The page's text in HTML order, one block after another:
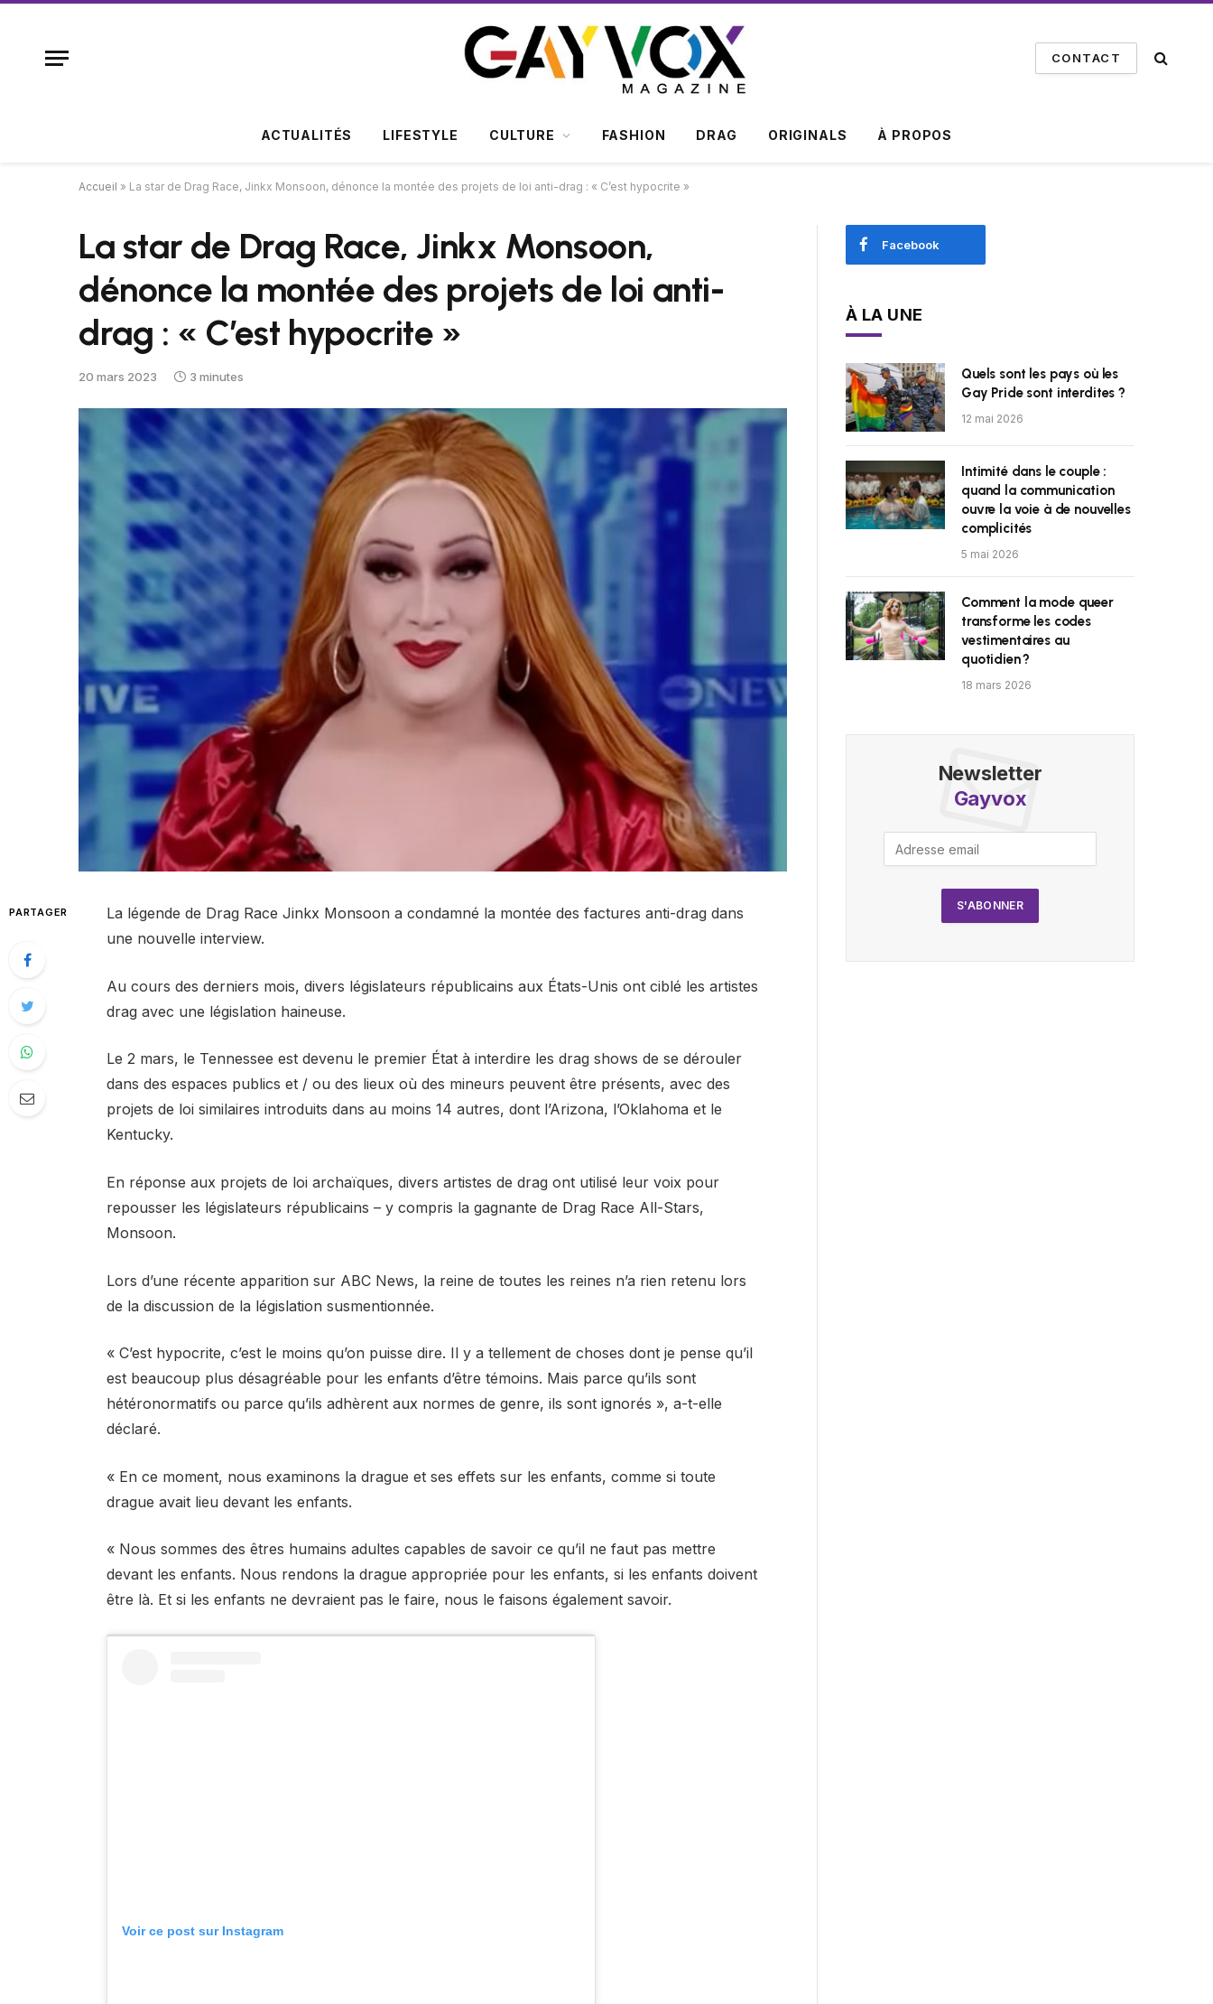
CONTACT
ACTUALITÉS LIFESTYLE CULTURE FASHION DRAG ORIGINALS À PROPOS
Accueil » La star de Drag Race, Jinkx Monsoon, dénonce la montée des projets de loi anti-drag : « C’est hypocrite »
La star de Drag Race, Jinkx Monsoon,
dénonce la montée des projets de loi anti-
drag : « C’est hypocrite »
20 mars 2023 3 minutes
PARTAGER
La légende de Drag Race Jinkx Monsoon a condamné la montée des factures anti-drag dans
une nouvelle interview.
Au cours des derniers mois, divers législateurs républicains aux États-Unis ont ciblé les artistes
drag avec une législation haineuse.
Le 2 mars, le Tennessee est devenu le premier État à interdire les drag shows de se dérouler
dans des espaces publics et / ou des lieux où des mineurs peuvent être présents, avec des
projets de loi similaires introduits dans au moins 14 autres, dont l’Arizona, l’Oklahoma et le
Kentucky.
En réponse aux projets de loi archaïques, divers artistes de drag ont utilisé leur voix pour
repousser les législateurs républicains – y compris la gagnante de Drag Race All-Stars,
Monsoon.
Lors d’une récente apparition sur ABC News, la reine de toutes les reines n’a rien retenu lors
de la discussion de la législation susmentionnée.
« C’est hypocrite, c’est le moins qu’on puisse dire. Il y a tellement de choses dont je pense qu’il
est beaucoup plus désagréable pour les enfants d’être témoins. Mais parce qu’ils sont
hétéronormatifs ou parce qu’ils adhèrent aux normes de genre, ils sont ignorés », a-t-elle
déclaré.
« En ce moment, nous examinons la drague et ses effets sur les enfants, comme si toute
drague avait lieu devant les enfants.
« Nous sommes des êtres humains adultes capables de savoir ce qu’il ne faut pas mettre
devant les enfants. Nous rendons la drague appropriée pour les enfants, si les enfants doivent
être là. Et si les enfants ne devraient pas le faire, nous le faisons également savoir.
Voir ce post sur Instagram
Facebook
À LA UNE
Quels sont les pays où les
Gay Pride sont interdites ?
12 mai 2026
Intimité dans le couple :
quand la communication
ouvre la voie à de nouvelles
complicités
5 mai 2026
Comment la mode queer
transforme les codes
vestimentaires au
quotidien ?
18 mars 2026
Newsletter
Gayvox